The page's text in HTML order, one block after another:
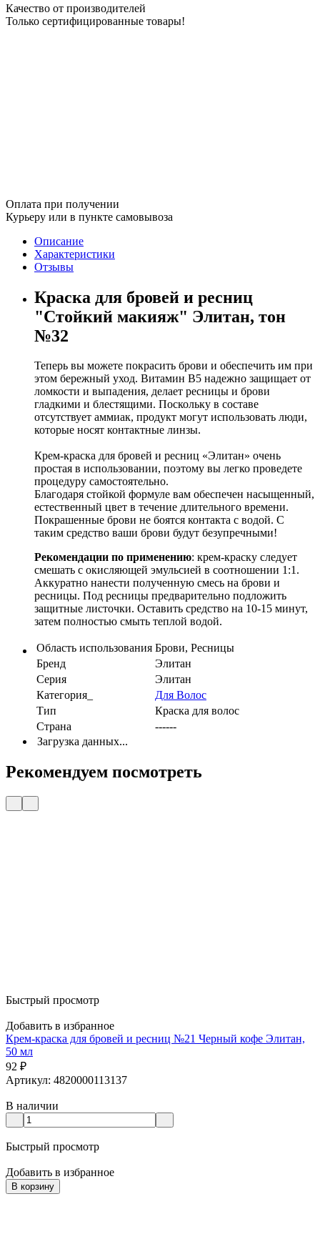
Качество от производителей
Только сертифицированные товары!
Оплата при получении
Курьеру или в пункте самовывоза
Описание
Характеристики
Отзывы
Краска для бровей и ресниц
"Стойкий макияж" Элитан, тон
№32
Теперь вы можете покрасить брови и обеспечить им при
этом бережный уход. Витамин В5 надежно защищает от
ломкости и выпадения, делает ресницы и брови
гладкими и блестящими. Поскольку в составе
отсутствует аммиак, продукт могут использовать люди,
которые носят контактные линзы.
Крем-краска для бровей и ресниц «Элитан» очень
простая в использовании, поэтому вы легко проведете
процедуру самостоятельно.
Благодаря стойкой формуле вам обеспечен насыщенный,
естественный цвет в течение длительного времени.
Покрашенные брови не боятся контакта с водой. С
таким средство ваши брови будут безупречными!
Рекомендации по применению: крем-краску следует
смешать с окисляющей эмульсией в соотношении 1:1.
Аккуратно нанести полученную смесь на брови и
ресницы. Под ресницы предварительно подложить
защитные листочки. Оставить средство на 10-15 минут,
затем полностью смыть теплой водой.
Область использования Брови, Ресницы
Бренд
Элитан
Серия
Элитан
Категория_
Для Волос
Тип
Краска для волос
Страна
------
Загрузка данных...
Рекомендуем посмотреть
Быстрый просмотр
Добавить в избранное
Крем-краска для бровей и ресниц №21 Черный кофе Элитан,
50 мл
92 ₽
Артикул: 4820000113137
В наличии
Быстрый просмотр
Добавить в избранное
В корзину